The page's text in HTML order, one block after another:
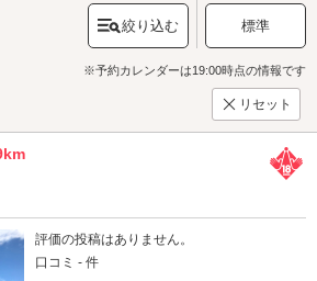
絞り込む 標準
※予約カレンダーは19:00時点の情報です
リセット
評価の投稿はありません。
口コミ - 件